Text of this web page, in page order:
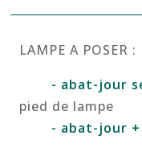
LAMPE A POSER :
- abat-jour
pied de lampe
- abat-jour